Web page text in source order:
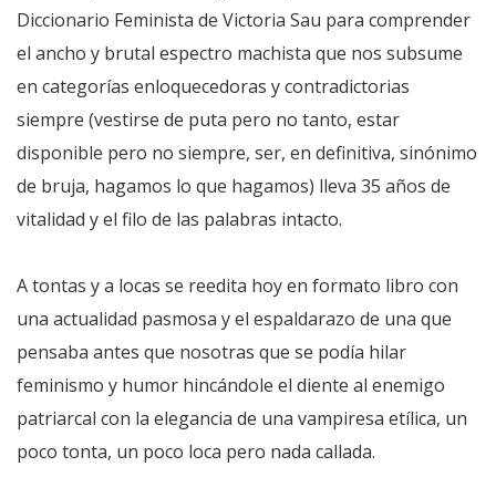
Diccionario Feminista de Victoria Sau para comprender
el ancho y brutal espectro machista que nos subsume
en categorías enloquecedoras y contradictorias
siempre (vestirse de puta pero no tanto, estar
disponible pero no siempre, ser, en definitiva, sinónimo
de bruja, hagamos lo que hagamos) lleva 35 años de
vitalidad y el filo de las palabras intacto.
A tontas y a locas se reedita hoy en formato libro con
una actualidad pasmosa y el espaldarazo de una que
pensaba antes que nosotras que se podía hilar
feminismo y humor hincándole el diente al enemigo
patriarcal con la elegancia de una vampiresa etílica, un
poco tonta, un poco loca pero nada callada.